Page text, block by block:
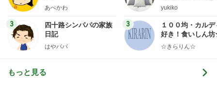
あべかわ
3
四十路シンパパの家族
日記
はやパパ
ep Life Simple◆
yukiko
3
１００均・カルデ
好き！食いしん
らりん☆のブログ
☆きらりん☆
もっと見る